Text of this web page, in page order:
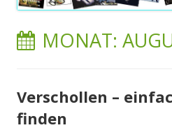
MONAT:
Verschollen –
finden